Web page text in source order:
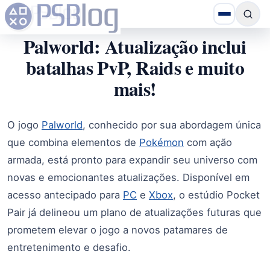
Palworld: Atualização inclui
batalhas PvP, Raids e muito
mais!
O jogo Palworld, conhecido por sua abordagem única
que combina elementos de Pokémon com ação
armada, está pronto para expandir seu universo com
novas e emocionantes atualizações. Disponível em
acesso antecipado para PC e Xbox, o estúdio Pocket
Pair já delineou um plano de atualizações futuras que
prometem elevar o jogo a novos patamares de
entretenimento e desafio.